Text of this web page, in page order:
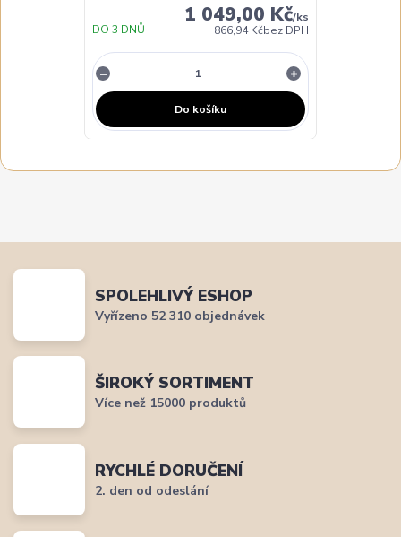
1 049,00 Kč/ks
866,94 Kčbez DPH
DO 3 DNŮ
Do košíku
SPOLEHLIVÝ ESHOP
Vyřízeno 52 310 objednávek
ŠIROKÝ SORTIMENT
Více než 15000 produktů
RYCHLÉ DORUČENÍ
2. den od odeslání